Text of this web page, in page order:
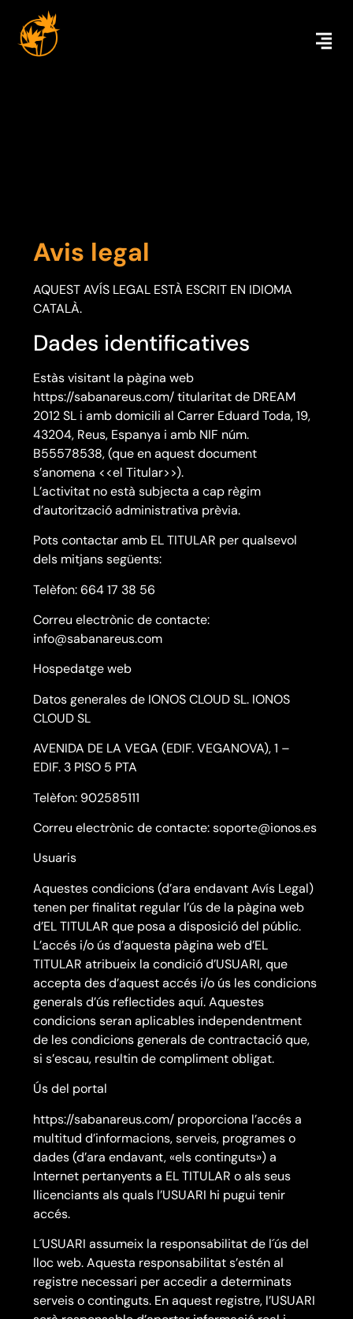
Avis legal
AQUEST AVÍS LEGAL ESTÀ ESCRIT EN IDIOMA
CATALÀ.
Dades identificatives
Estàs visitant la pàgina web
https://sabanareus.com/ titularitat de DREAM
2012 SL i amb domicili al Carrer Eduard Toda, 19,
43204, Reus, Espanya i amb NIF núm.
B55578538, (que en aquest document
s’anomena <<el Titular>>).
L’activitat no està subjecta a cap règim
d’autorització administrativa prèvia.
Pots contactar amb EL TITULAR per qualsevol
dels mitjans següents:
Telèfon: 664 17 38 56
Correu electrònic de contacte:
info@sabanareus.com
Hospedatge web
Datos generales de IONOS CLOUD SL. IONOS
CLOUD SL
AVENIDA DE LA VEGA (EDIF. VEGANOVA), 1 –
EDIF. 3 PISO 5 PTA
Telèfon: 902585111
Correu electrònic de contacte: soporte@ionos.es
Usuaris
Aquestes condicions (d’ara endavant Avís Legal)
tenen per finalitat regular l’ús de la pàgina web
d’EL TITULAR que posa a disposició del públic.
L’accés i/o ús d’aquesta pàgina web d’EL
TITULAR atribueix la condició d’USUARI, que
accepta des d’aquest accés i/o ús les condicions
generals d’ús reflectides aquí. Aquestes
condicions seran aplicables independentment
de les condicions generals de contractació que,
si s’escau, resultin de compliment obligat.
Ús del portal
https://sabanareus.com/ proporciona l’accés a
multitud d’informacions, serveis, programes o
dades (d’ara endavant, «els continguts») a
Internet pertanyents a EL TITULAR o als seus
llicenciants als quals l’USUARI hi pugui tenir
accés.
L´USUARI assumeix la responsabilitat de l´ús del
lloc web. Aquesta responsabilitat s’estén al
registre necessari per accedir a determinats
serveis o continguts. En aquest registre, l’USUARI